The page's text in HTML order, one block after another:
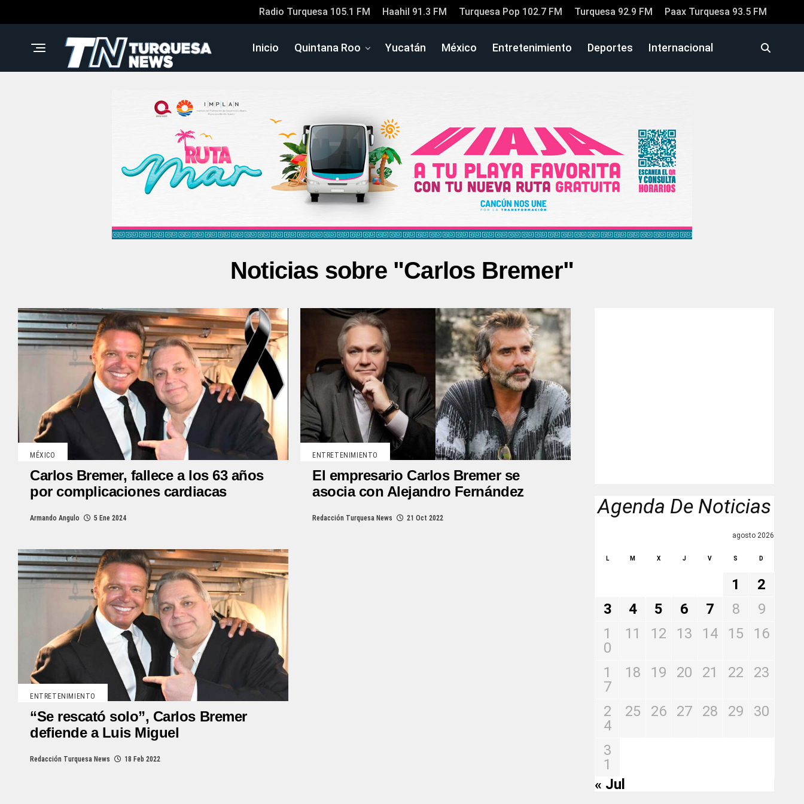
Radio Turquesa 105.1 FM Haahil 91.3 FM Turquesa Pop 102.7 FM Turquesa 92.9 FM Paax Turquesa 93.5 FM
Inicio Quintana Roo Yucatán México Entretenimiento Deportes Internacional
Noticias sobre "Carlos Bremer"
MÉXICO
Carlos Bremer, fallece a los 63 años
por complicaciones cardiacas
Armando Angulo 5 Ene 2024
ENTRETENIMIENTO
El empresario Carlos Bremer se
asocia con Alejandro Fernández
Redacción Turquesa News 21 Oct 2022
ENTRETENIMIENTO
“Se rescató solo”, Carlos Bremer
defiende a Luis Miguel
Redacción Turquesa News 18 Feb 2022
Agenda De Noticias
agosto 2026
L M X J V S D
1
2
3
4 5 6 7 8
9
1
0
11 12 13 14 15 16
1
7
18 19 20 21 22 23
2
4
25 26 27 28 29 30
3
1
« Jul